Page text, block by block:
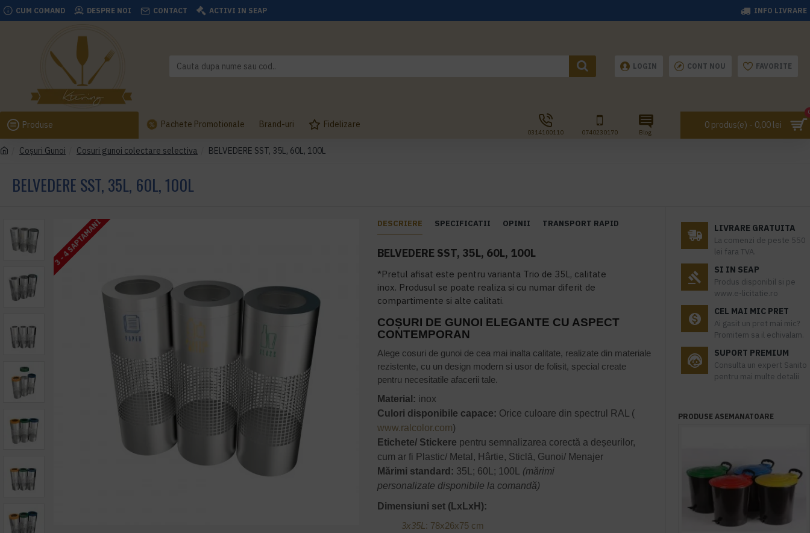
CUM COMAND DESPRE NOI CONTACT ACTIVI IN SEAP INFO LIVRARE
LOGIN CONT NOU FAVORITE
Produse Pachete Promotionale Brand-uri Fidelizare
0314100110 0740230170 Blog
0 produs(e) - 0,00 lei
Coşuri Gunoi Cosuri gunoi colectare selectiva BELVEDERE SST, 35L, 60L, 100L
BELVEDERE SST, 35L, 60L, 100L
3 - 4 SAPTAMANI DESCRIERE SPECIFICATII OPINII TRANSPORT RAPID
BELVEDERE SST, 35L, 60L, 100L
*Pretul afisat este pentru varianta Trio de 35L, calitate
inox. Produsul se poate realiza si cu numar diferit de
compartimente si alte calitati.
COȘURI DE GUNOI ELEGANTE CU ASPECT
CONTEMPORAN
Alege cosuri de gunoi de cea mai inalta calitate, realizate din materiale
rezistente, cu un design modern si usor de folisit, special create
pentru necesitatile afacerii tale.
Material: inox
Culori disponibile capace: Orice culoare din spectrul RAL (
www.ralcolor.com)
Etichete/ Stickere pentru semnalizarea corectă a deșeurilor,
cum ar fi Plastic/ Metal, Hârtie, Sticlă, Gunoi/ Menajer
Mărimi standard: 35L; 60L; 100L (mărimi
personalizate disponibile la comandă)
Dimensiuni set (LxLxH):
3x35L : 78x26x75 cm
LIVRARE GRATUITA
La comenzi de peste 550
lei fara TVA.
SI IN SEAP
Produs disponibil si pe
www.e-licitatie.ro
CEL MAI MIC PRET
Ai gasit un pret mai mic?
Promitem sa il echivalam.
SUPORT PREMIUM
Consulta un expert Sanito
pentru mai multe detalii
PRODUSE ASEMANATOARE